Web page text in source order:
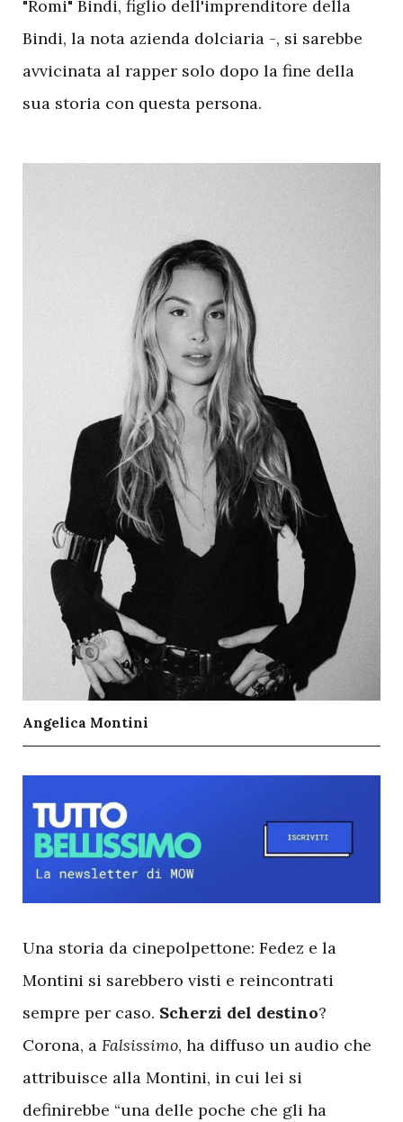
"Romi" Bindi, figlio dell'imprenditore della
Bindi, la nota azienda dolciaria -, si sarebbe
avvicinata al rapper solo dopo la fine della
sua storia con questa persona.
Angelica Montini
Una storia da cinepolpettone: Fedez e la
Montini si sarebbero visti e reincontrati
sempre per caso. Scherzi del destino?
Corona, a Falsissimo, ha diffuso un audio che
attribuisce alla Montini, in cui lei si
definirebbe “una delle poche che gli ha